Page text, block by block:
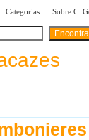
Categorias Sobre C.